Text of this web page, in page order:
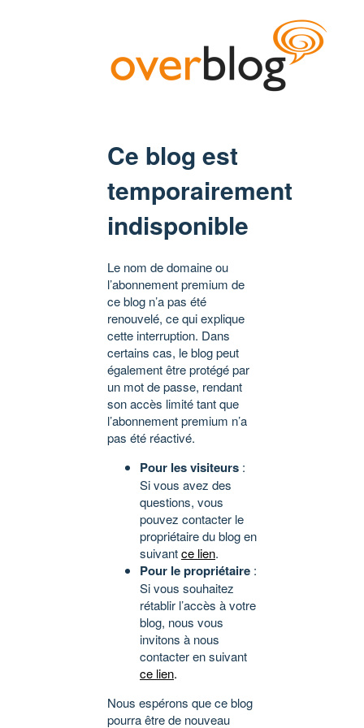
Ce blog est
temporairement
indisponible
Le nom de domaine ou
l’abonnement premium de
ce blog n’a pas été
renouvelé, ce qui explique
cette interruption. Dans
certains cas, le blog peut
également être protégé par
un mot de passe, rendant
son accès limité tant que
l’abonnement premium n’a
pas été réactivé.
Pour les visiteurs :
Si vous avez des
questions, vous
pouvez contacter le
propriétaire du blog en
suivantce lien.
Pour le propriétaire :
Si vous souhaitez
rétablir l’accès à votre
blog, nous vous
invitons à nous
contacter en suivant
ce lien.
Nous espérons que ce blog
pourra être de nouveau